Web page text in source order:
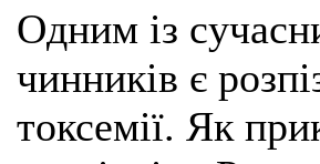
Одним із
чинників є
токсемії. Як